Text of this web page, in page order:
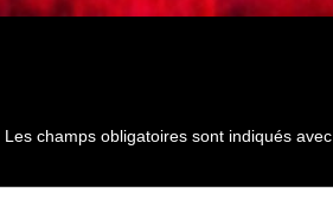
Les champs obligatoires sont indiqués avec